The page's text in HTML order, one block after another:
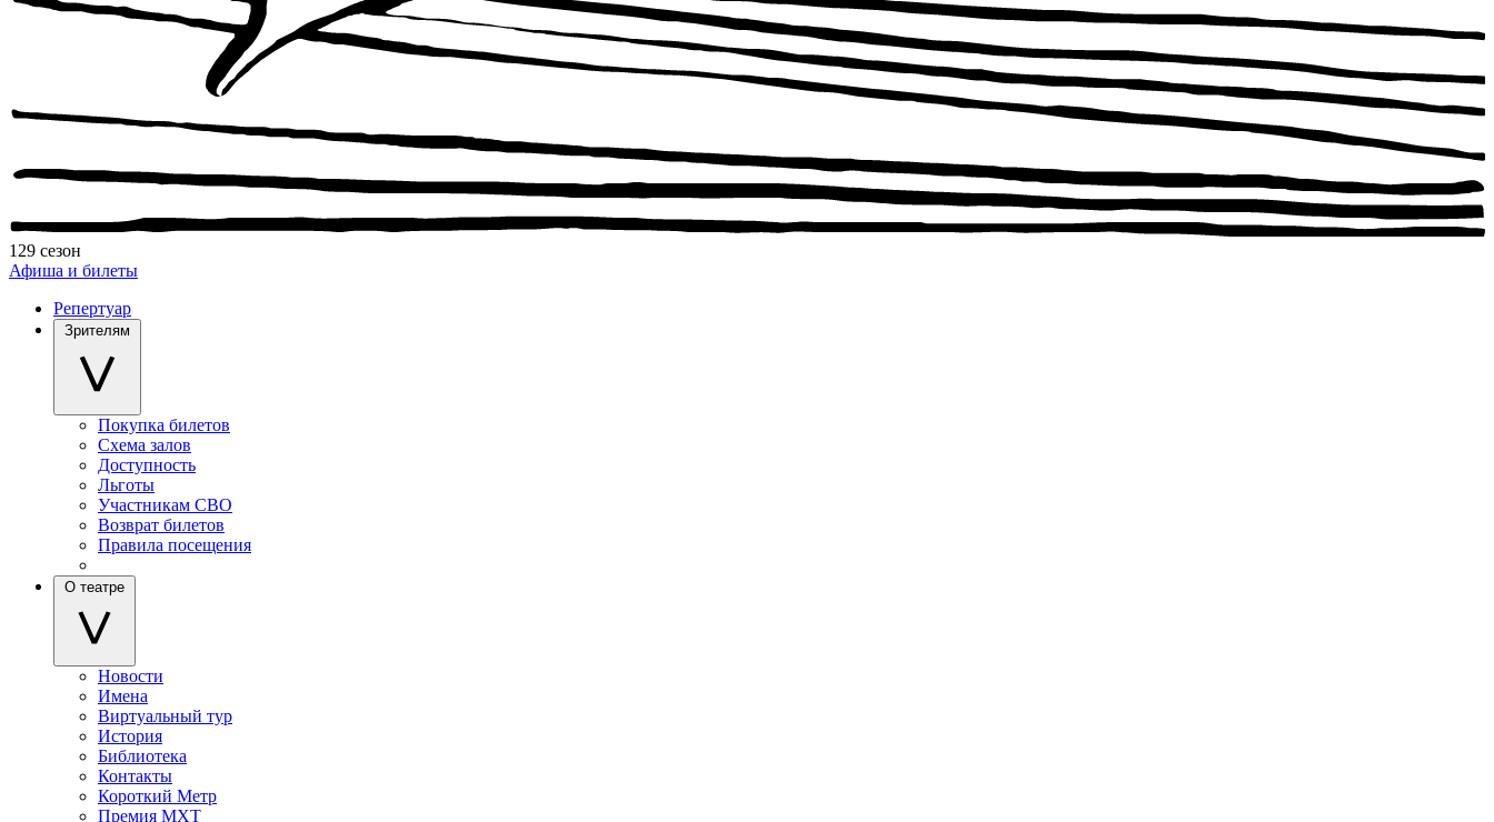
129 сезон
Афиша и билеты
Репертуар
Зрителям
Покупка билетов
Схема залов
Доступность
Льготы
Участникам СВО
Возврат билетов
Правила посещения
О театре
Новости
Имена
Виртуальный тур
История
Библиотека
Контакты
Короткий Метр
Премия МХТ